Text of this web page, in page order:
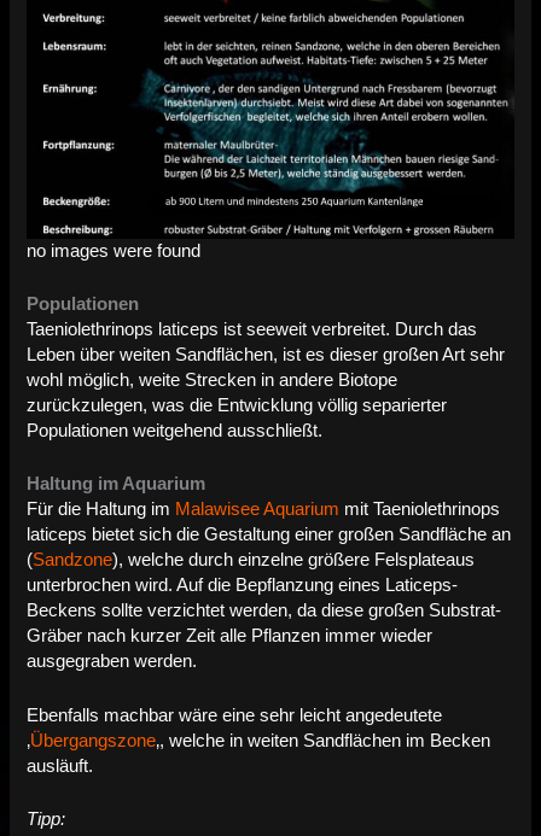
no images were found
Populationen
Taeniolethrinops laticeps ist seeweit verbreitet. Durch das
Leben über weiten Sandflächen, ist es dieser großen Art sehr
wohl möglich, weite Strecken in andere Biotope
zurückzulegen, was die Entwicklung völlig separierter
Populationen weitgehend ausschließt.
Haltung im Aquarium
Für die Haltung im Malawisee Aquarium mit Taeniolethrinops
laticeps bietet sich die Gestaltung einer großen Sandfläche an
(Sandzone), welche durch einzelne größere Felsplateaus
unterbrochen wird. Auf die Bepflanzung eines Laticeps-
Beckens sollte verzichtet werden, da diese großen Substrat-
Gräber nach kurzer Zeit alle Pflanzen immer wieder
ausgegraben werden.
Ebenfalls machbar wäre eine sehr leicht angedeutete
‚Übergangszone‚, welche in weiten Sandflächen im Becken
ausläuft.
Tipp: